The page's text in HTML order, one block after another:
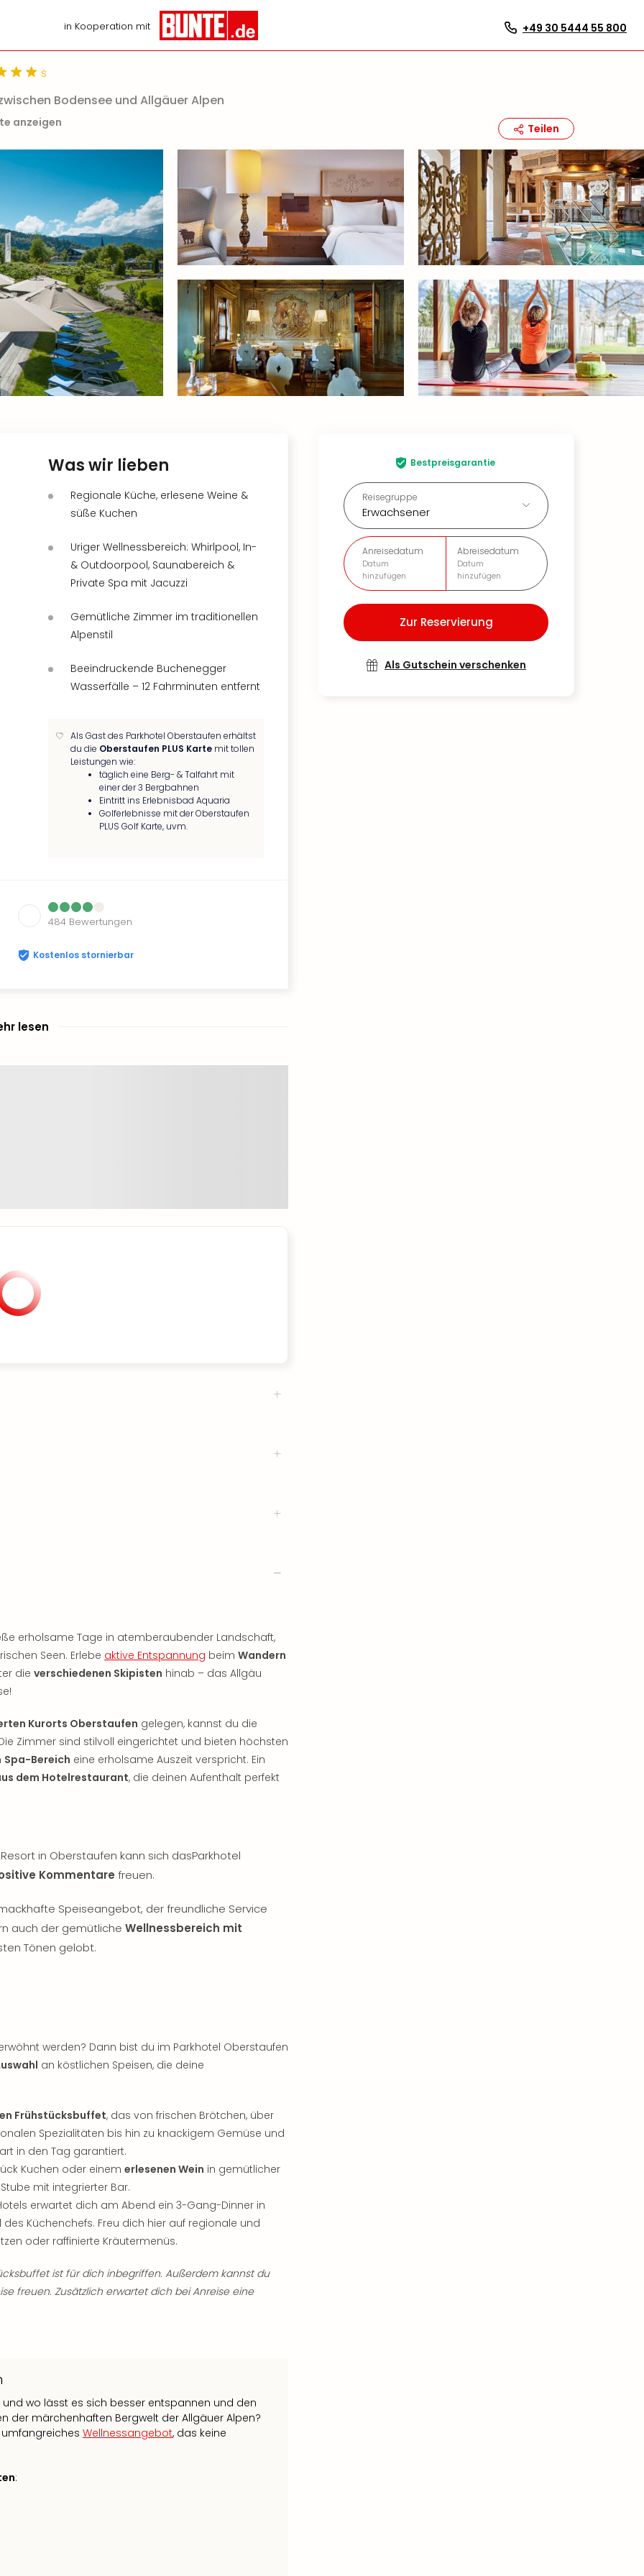
in Kooperation mit +49 30 5444 55 800
s
Bodensee und Allgäuer Alpen
anzeigen Teilen
Bestpreisgarantie
Reisegruppe
Erwachsener
Anreisedatum
Datum
hinzufügen
Abreisedatum
Datum
hinzufügen
Zur Reservierung
Als Gutschein verschenken
Was wir lieben
Regionale Küche, erlesene Weine &
süße Kuchen
Uriger Wellnessbereich: Whirlpool, In-
& Outdoorpool, Saunabereich &
Private Spa mit Jacuzzi
Gemütliche Zimmer im traditionellen
Alpenstil
Beeindruckende Buchenegger
Wasserfälle – 12 Fahrminuten entfernt
Als Gast des Parkhotel Oberstaufen erhältst
du die Oberstaufen PLUS Karte mit tollen
Leistungen wie:
täglich eine Berg- & Talfahrt mit
einer der 3 Bergbahnen
Eintritt ins Erlebnisbad Aquaria
Golferlebnisse mit der Oberstaufen
PLUS Golf Karte, uvm.
484 Bewertungen
Kostenlos stornierbar
lesen
erholsame Tage in atemberaubender Landschaft,
Seen. Erlebe aktive Entspannung beim Wandern
die verschiedenen Skipisten hinab – das Allgäu
Kurorts Oberstaufen gelegen, kannst du die
Zimmer sind stilvoll eingerichtet und bieten höchsten
Spa-Bereich eine erholsame Auszeit verspricht. Ein
dem Hotelrestaurant, die deinen Aufenthalt perfekt
in Oberstaufen kann sich dasParkhotel
Kommentare freuen.
Speiseangebot, der freundliche Service
auch der gemütliche Wellnessbereich mit
Tönen gelobt.
werden? Dann bist du im Parkhotel Oberstaufen
an köstlichen Speisen, die deine
Frühstücksbuffet, das von frischen Brötchen, über
Spezialitäten bis hin zu knackigem Gemüse und
in den Tag garantiert.
Kuchen oder einem erlesenen Wein in gemütlicher
mit integrierter Bar.
erwartet dich am Abend ein 3-Gang-Dinner in
Küchenchefs. Freu dich hier auf regionale und
oder raffinierte Kräutermenüs.
ist für dich inbegriffen. Außerdem kannst du
freuen. Zusätzlich erwartet dich bei Anreise eine
wo lässt es sich besser entspannen und den
der märchenhaften Bergwelt der Allgäuer Alpen?
Wellnessangebot, das keine
: